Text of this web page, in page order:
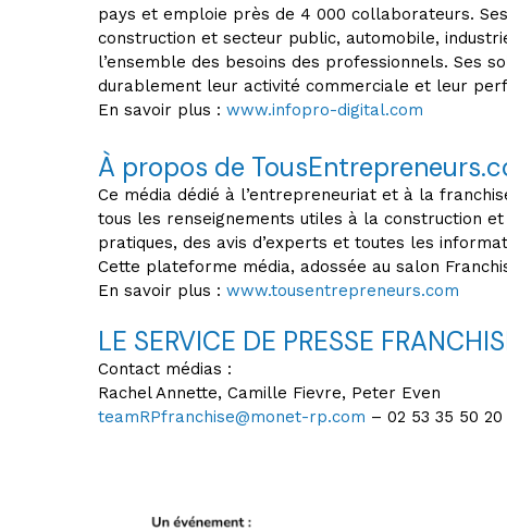
pays et emploie près de 4 000 collaborateurs.
construction et secteur public, automobile,
l’ensemble des besoins des professionnels. Ses
durablement leur activité commerciale et leur
En savoir plus : www.infopro-digital.com
À propos de
Ce média dédié à l’entrepreneuriat et à la
tous les renseignements utiles à la construction
pratiques, des avis d’experts et toutes les
Cette plateforme média, adossée au salon
En savoir plus : www.tousentrepreneurs.com
LE SERVICE DE PRESSE
Contact médias :
Rachel Annette, Camille Fievre, Peter Even
teamRPfranchise@monet-rp.com – 02 53 35 50 20